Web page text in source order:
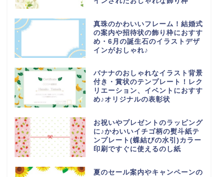
真珠のかわいいフレーム！結婚式
の案内や招待状の飾り枠におすす
め・6月の誕生石のイラストデザ
インがおしゃれ♪
バナナのおしゃれなイラスト背景
付き・賞状のテンプレート！レク
リエーション、イベントにおすす
め♪オリジナルの表彰状
お祝いやプレゼントのラッピング
に♪かわいいイチゴ柄の熨斗紙テ
ンプレート(蝶結びの水引)カラー
印刷ですぐに使えるのし紙
夏のセール案内やキャンペーンの